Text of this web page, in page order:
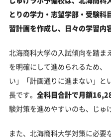
とりの学力・志望学部・受験科
習計画を作成し、日々の学習内
北海商科大学の入試傾向を踏ま
を明確にして進められるため、
い」「計画通りに進まない」と
長です。 全科目合計で月額
験対策を進めやすいのも、じゅ
また、北海商科大学対策に必要